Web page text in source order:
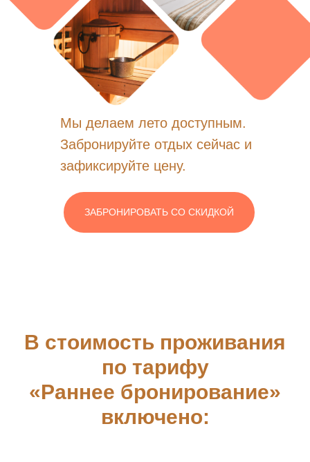
ЗАБРОНИРОВАТЬ СО СКИДКОЙ
Мы делаем лето доступным.
Забронируйте отдых сейчас и
зафиксируйте цену.
В стоимость проживания
по тарифу
«Раннее бронирование»
включено: